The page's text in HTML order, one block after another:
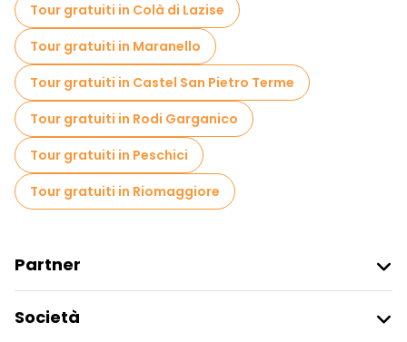
Tour gratuiti in Colà di Lazise
Tour gratuiti in Maranello
Tour gratuiti in Castel San Pietro Terme
Tour gratuiti in Rodi Garganico
Tour gratuiti in Peschici
Tour gratuiti in Riomaggiore
Partner
Accesso Del Fornitore
Società